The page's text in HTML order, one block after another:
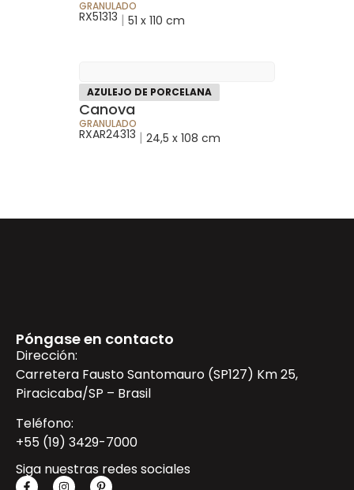
GRANULADO
RX51313 | 51 x 110 cm
AZULEJO DE PORCELANA
Canova
GRANULADO
RXAR24313 | 24,5 x 108 cm
Póngase en contacto
Dirección:
Carretera Fausto Santomauro (SP127) Km 25,
Piracicaba/SP – Brasil
Teléfono:
+55 (19) 3429-7000
Siga nuestras redes sociales